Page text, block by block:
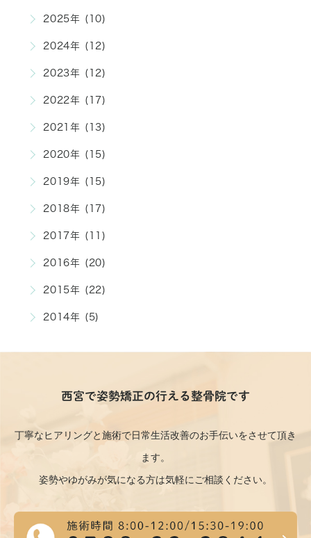
2025年 (10)
2024年 (12)
2023年 (12)
2022年 (17)
2021年 (13)
2020年 (15)
2019年 (15)
2018年 (17)
2017年 (11)
2016年 (20)
2015年 (22)
2014年 (5)
西宮で姿勢矯正の行える整骨院です
丁寧なヒアリングと施術で日常生活改善のお手伝いをさせて頂き
ます。
姿勢やゆがみが気になる方は気軽にご相談ください。